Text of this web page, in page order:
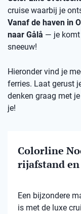
cruise waarbij je
Vanaf de haven in
naar Gålå — je komt
sneeuw!
Hieronder vind je
ferries. Laat gerust
denken graag met
je!
Colorline
rijafstand
Een bijzondere
is met de luxe